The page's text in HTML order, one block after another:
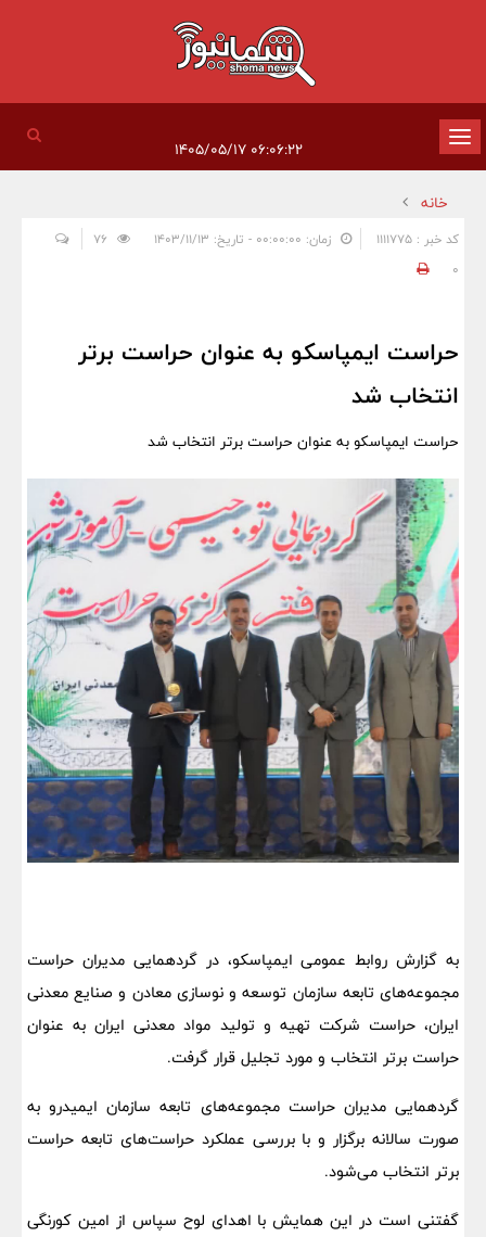
تغییر
وضعیت
ناوبری
۰۶:۰۶:۲۲ ۱۴۰۵/۰۵/۱۷
خانه
کد خبر : 1111775 زمان: ۰۰:۰۰:۰۰ - تاریخ: ۱۴۰۳/۱۱/۱۳
0
حراست ایمپاسکو به عنوان حراست برتر
انتخاب شد
حراست ایمپاسکو به عنوان حراست برتر انتخاب شد
به گزارش روابط عمومی ایمپاسکو، در گردهمایی مدیران حراست
مجموعه‌های تابعه سازمان توسعه و نوسازی معادن و صنایع معدنی
ایران، حراست شرکت تهیه و تولید مواد معدنی ایران به عنوان
حراست برتر انتخاب و مورد تجلیل قرار گرفت.
گردهمایی مدیران حراست مجموعه‌های تابعه سازمان ایمیدرو به
صورت سالانه برگزار و با بررسی عملکرد حراست‌های تابعه حراست
برتر انتخاب می‌شود.
گفتنی است در این همایش با اهدای لوح سپاس از امین کورنگی